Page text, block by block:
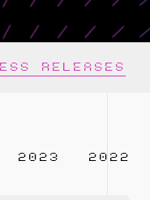
RELEASES
2023 2022